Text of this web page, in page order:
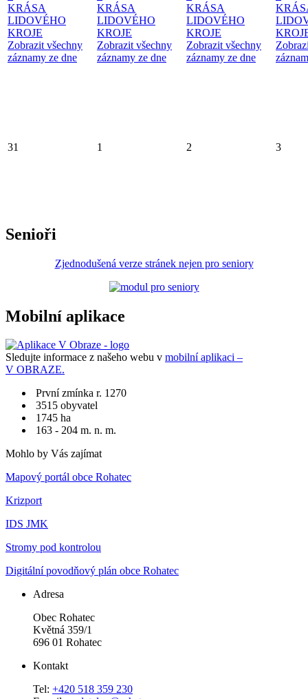
KRÁSA
LIDOVÉHO
KROJE
Zobrazit všechny
záznamy ze dne
KRÁSA
LIDOVÉHO
KROJE
Zobrazit všechny
záznamy ze dne
KRÁSA
LIDOVÉHO
KROJE
Zobrazit všechny
záznamy ze dne
31 1 2 3
Senioři
Zjednodušená verze stránek nejen pro seniory
Mobilní aplikace
Sledujte informace z našeho webu v mobilní aplikaci –
V OBRAZE.
První zmínka r. 1270
3515 obyvatel
1745 ha
163 - 204 m. n. m.
Mohlo by Vás zajímat
Mapový portál obce Rohatec
Krizport
IDS JMK
Stromy pod kontrolou
Digitální povodňový plán obce Rohatec
Adresa
Obec Rohatec
Květná 359/1
696 01 Rohatec
Kontakt
Tel: +420 518 359 230